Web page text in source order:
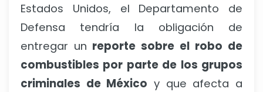
Estados Unidos, el Departamento de
Defensa tendría la obligación de
entregar un reporte sobre el robo de
combustibles por parte de los grupos
criminales de México y que afecta a